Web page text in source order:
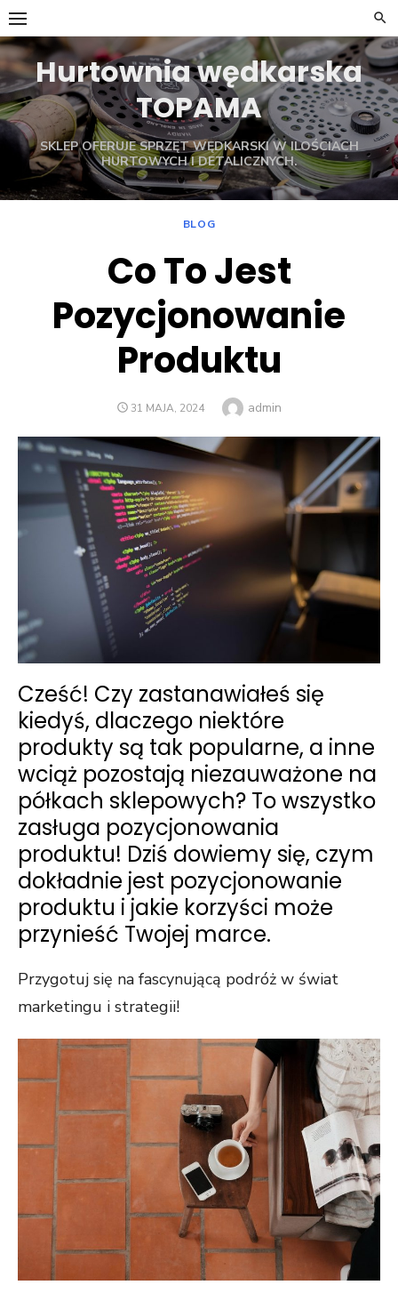
Skip
to
contentHurtownia wędkarska
TOPAMA
SKLEP OFERUJE SPRZĘT WĘDKARSKI W ILOŚCIACH
HURTOWYCH I DETALICZNYCH.
BLOG
Co To Jest
Pozycjonowanie
Produktu
POSTED
31 MAJA, 2024 Author
admin
Cześć! Czy zastanawiałeś się
kiedyś, dlaczego niektóre
produkty są tak popularne, a inne
wciąż pozostają niezauważone na
półkach sklepowych? To wszystko
zasługa pozycjonowania
produktu! Dziś dowiemy się, czym
dokładnie jest pozycjonowanie
produktu i jakie korzyści może
przynieść Twojej marce.
Przygotuj się na fascynującą podróż w świat
marketingu i strategii!